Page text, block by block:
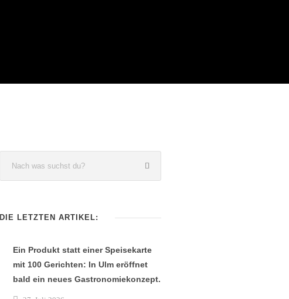
DIE LETZTEN ARTIKEL:
Ein Produkt statt einer Speisekarte
mit 100 Gerichten: In Ulm eröffnet
bald ein neues Gastronomiekonzept.